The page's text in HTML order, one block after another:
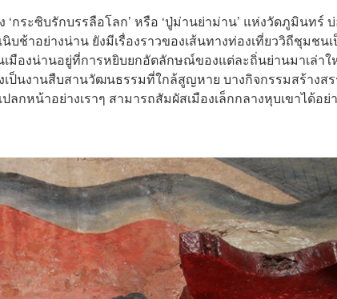
กระซิบรักบรรลือโลก’ หรือ ‘ปู่ม่านย่าม่าน’ แห่งวัดภูมินทร์
บช้าอย่างน่าน ยังมีเรื่องราวของเส้นทางท่องเที่ยววิถีชุมชน
มืองน่านอยู่ที่การหยิบยกอัตลักษณ์ของแต่ละถิ่นย่านมาเล่าใ
เป็นงานสืบสานวัฒนธรรมที่ใกล้สูญหาย บางกิจกรรมสร้างส
หน้าอย่างเราๆ สามารถสัมผัสเมืองเล็กกลางหุบเขาได้อย่